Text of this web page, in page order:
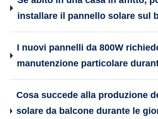
installare il pannello solare sul
I nuovi pannelli da 800W
manutenzione particolare
Cosa succede alla produzione
solare da balcone durante le